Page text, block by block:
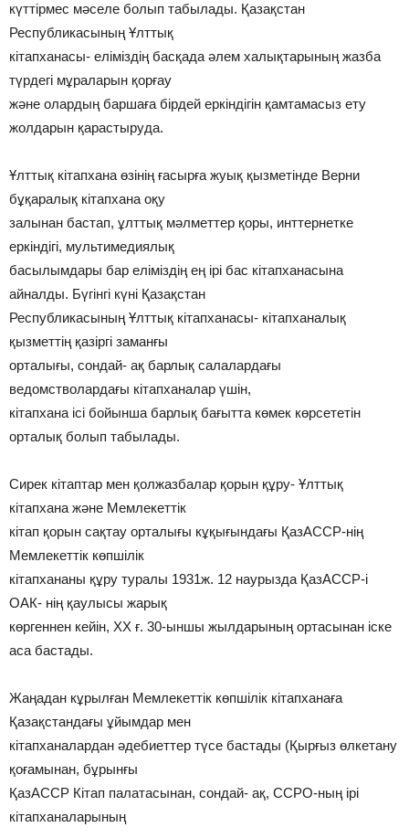
күттірмес мәселе болып табылады. Қазақстан
Республикасының Ұлттық
кітапханасы- еліміздің басқада әлем халықтарының жазба
түрдегі мұраларын қорғау
және олардың баршаға бірдей еркіндігін қамтамасыз ету
жолдарын қарастыруда.
Ұлттық кітапхана өзінің ғасырға жуық қызметінде Верни
бұқаралық кітапхана оқу
залынан бастап, ұлттық мәлметтер қоры, инттернетке
еркіндігі, мультимедиялық
басылымдары бар еліміздің ең ірі бас кітапханасына
айналды. Бүгінгі күні Қазақстан
Республикасының Ұлттық кітапханасы- кітапханалық
қызметтің қазіргі заманғы
орталығы, сондай- ақ барлық салалардағы
ведомстволардағы кітапханалар үшін,
кітапхана ісі бойынша барлық бағытта көмек көрсететін
орталық болып табылады.
Сирек кітаптар мен қолжазбалар қорын құру- Ұлттық
кітапхана және Мемлекеттік
кітап қорын сақтау орталығы кұқығындағы ҚазАССР-нің
Мемлекеттік көпшілік
кітапхананы құру туралы 1931ж. 12 наурызда ҚазАССР-і
ОАК- нің қаулысы жарық
көргеннен кейін, XX ғ. 30-ыншы жылдарының ортасынан іске
аса бастады.
Жаңадан кұрылған Мемлекеттік көпшілік кітапханаға
Қазақстандағы ұйымдар мен
кітапханалардан әдебиеттер түсе бастады (Қырғыз өлкетану
қоғамынан, бұрынғы
ҚазАССР Кітап палатасынан, сондай- ақ, ССРО-ның ірі
кітапханаларының